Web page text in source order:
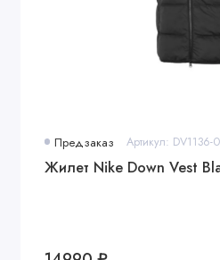
Предзаказ Артикул: DV1136-
Жилет Nike Down Vest